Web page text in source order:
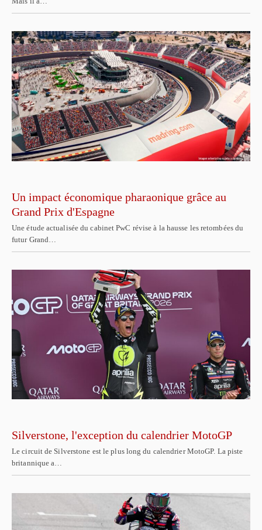
Un impact économique pharaonique grâce au
Grand Prix d'Espagne
Une étude actualisée du cabinet PwC révise à la hausse les retombées du
futur Grand…
Silverstone, l'exception du calendrier MotoGP
Le circuit de Silverstone est le plus long du calendrier MotoGP. La piste
britannique a…